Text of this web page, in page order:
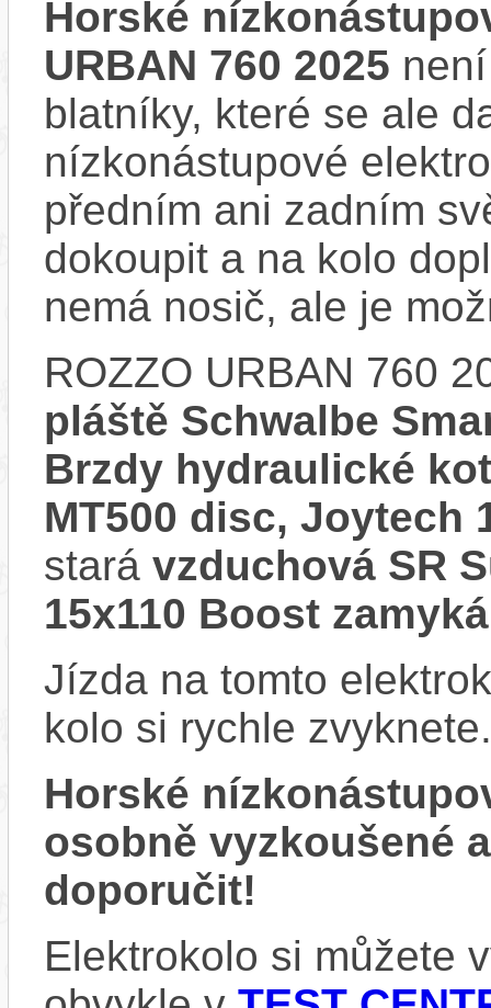
Horské
URBAN 760 2025
blatníky, které se ale
nízkonástupové
předním ani zadním
dokoupit a na kolo
nemá nosič, ale je
ROZZO URBAN 760
pláště Schwalbe
Brzdy hydraulické
MT500 disc, Joytech
stará vzduchová SR
15x110 Boost
Jízda na tomto
kolo si rychle zvyknete.
Horské
osobně vyzkoušené
doporučit!
Elektrokolo si můžete